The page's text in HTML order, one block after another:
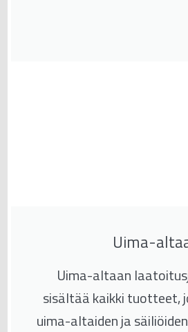
Uima-
Uima-altaan
sisältää kaikki tuotteet,
uima-altaiden ja